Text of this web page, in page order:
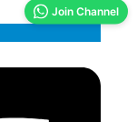
Join Channel